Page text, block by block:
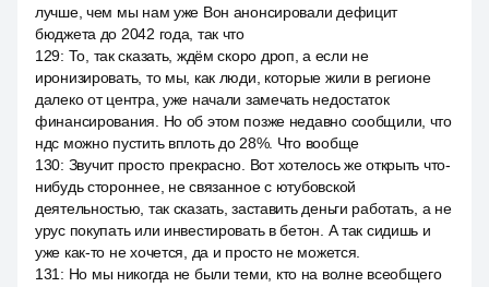
лучше, чем мы нам уже Вон анонсировали дефицит
бюджета до 2042 года, так что
129: То, так сказать, ждём скоро дроп, а если не
иронизировать, то мы, как люди, которые жили в регионе
далеко от центра, уже начали замечать недостаток
финансирования. Но об этом позже недавно сообщили, что
ндс можно пустить вплоть до 28%. Что вообще
130: Звучит просто прекрасно. Вот хотелось же открыть что-
нибудь стороннее, не связанное с ютубовской
деятельностью, так сказать, заставить деньги работать, а не
урус покупать или инвестировать в бетон. А так сидишь и
уже как-то не хочется, да и просто не можется.
131 : Но мы никогда не были теми, кто на волне всеобщего